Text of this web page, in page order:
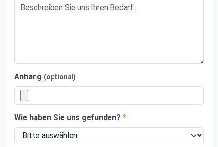
Anhang (optional)
Wie haben Sie uns gefunden? *